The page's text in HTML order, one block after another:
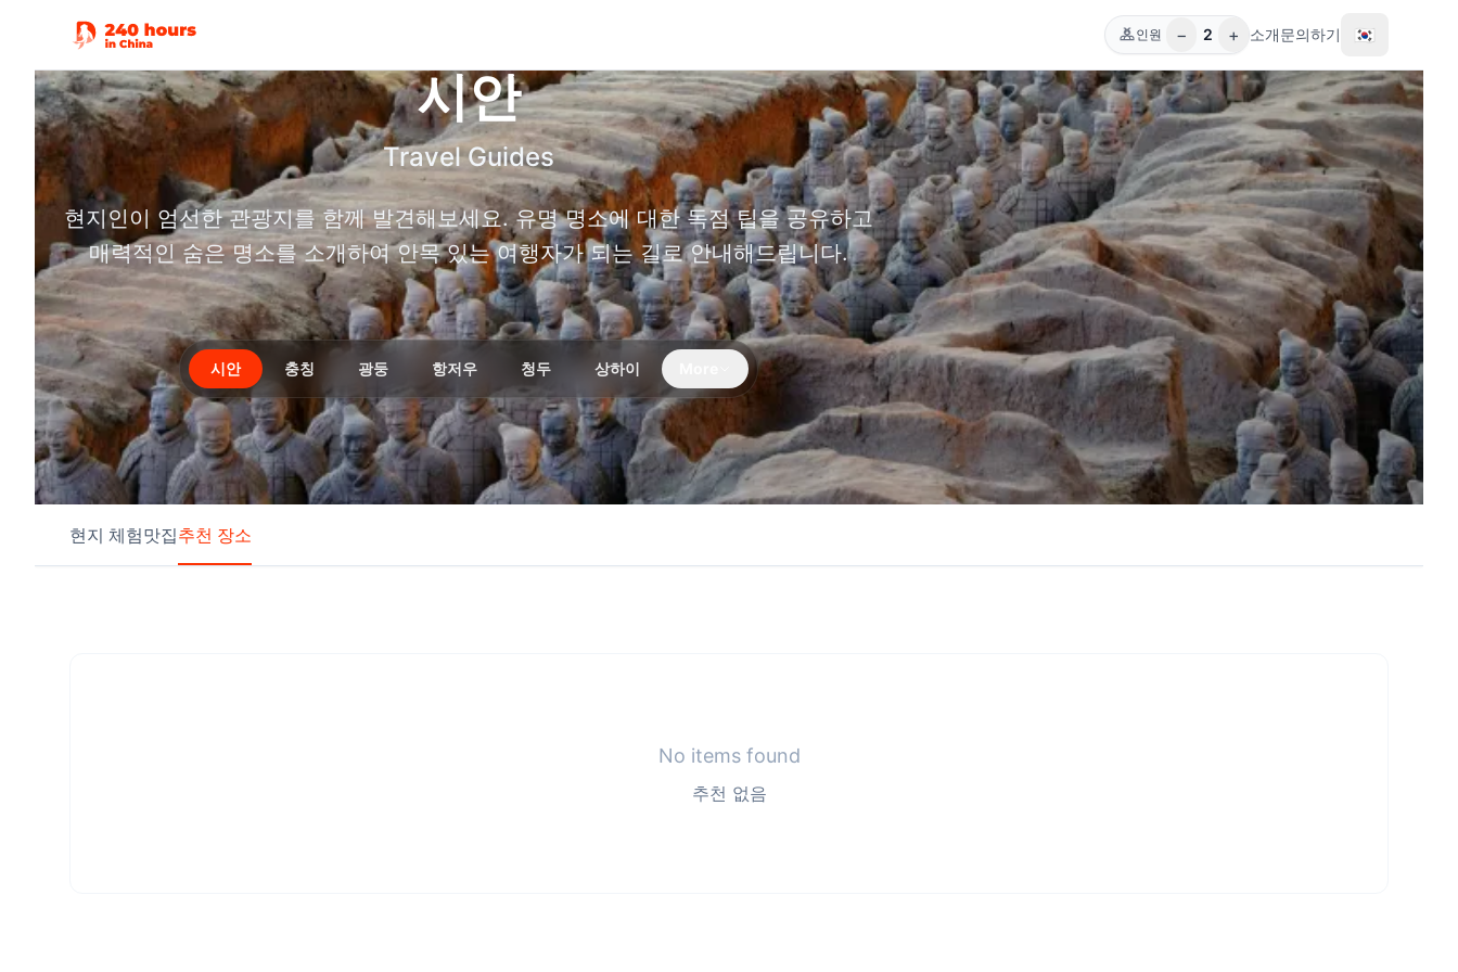
인원 − 2 + 소개문의하기 🇰🇷
시안
Travel Guides
현지인이 엄선한 관광지를 함께 발견해보세요. 유명 명소에 대한 독점 팁을 공유하고
매력적인 숨은 명소를 소개하여 안목 있는 여행자가 되는 길로 안내해드립니다.
시안 충칭 광둥 항저우 청두 상하이
현지 체험맛집추천 장소
No items found
추천 없음